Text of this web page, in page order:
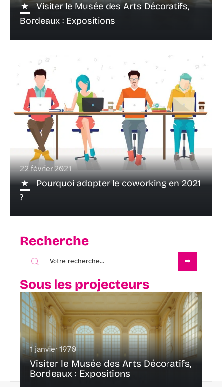
Visiter le Musée des Arts Décoratifs,
Bordeaux : Expositions
22 février 2021
Pourquoi adopter le coworking en 2021
?
Recherche
Sous les projecteurs
1 janvier 1970
Visiter le Musée des Arts Décoratifs,
Bordeaux : Expositions